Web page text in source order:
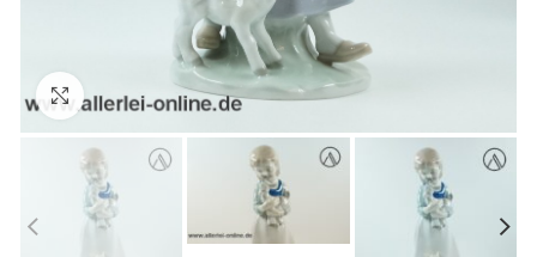
Zum Vergrößern anklicken